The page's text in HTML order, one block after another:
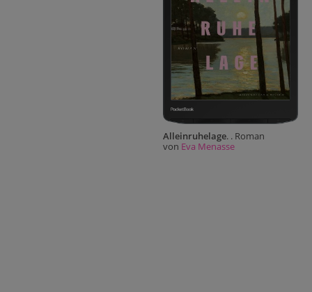
Alleinruhelage. . Roman
von Eva Menasse